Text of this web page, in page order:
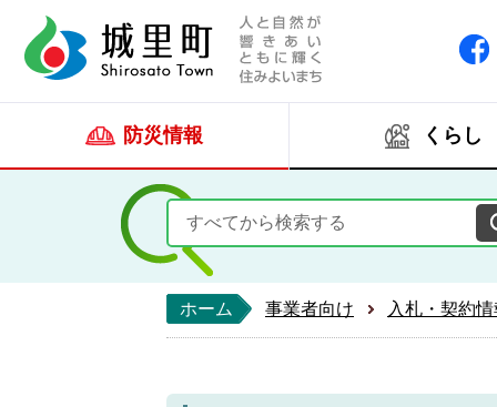
防災情報 くらし
ホーム 事業者向け 入札・契約